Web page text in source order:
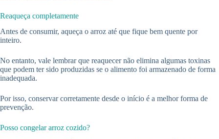
Reaqueça completamente
Antes de consumir, aqueça o arroz até que fique bem quente por
inteiro.
No entanto, vale lembrar que reaquecer não elimina algumas toxinas
que podem ter sido produzidas se o alimento foi armazenado de forma
inadequada.
Por isso, conservar corretamente desde o início é a melhor forma de
prevenção.
Posso congelar arroz cozido?